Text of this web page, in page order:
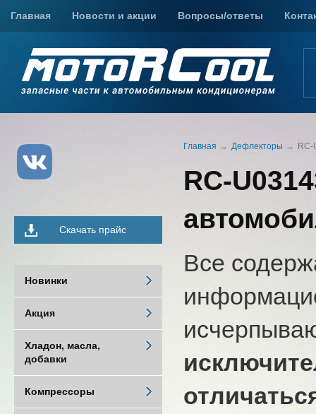
Главная Новости и акции Вопросы/ответы
Главная Дефлекторы
RC-
Все
Скачать прайс
Новинки
Акция
Хладон, масла,
добавки
Компрессоры